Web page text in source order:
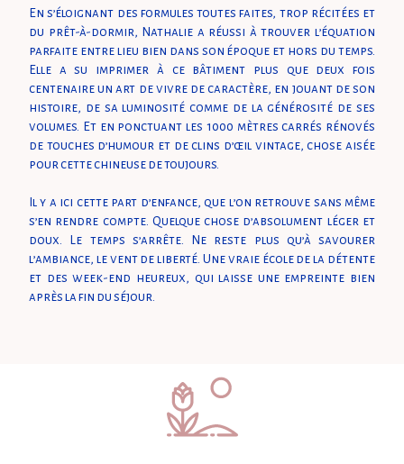
En s’éloignant des formules toutes faites, trop récitées et
du prêt-à-dormir, Nathalie a réussi à trouver l’équation
parfaite entre lieu bien dans son époque et hors du temps.
Elle a su imprimer à ce bâtiment plus que deux fois
centenaire un art de vivre de caractère, en jouant de son
histoire, de sa luminosité comme de la générosité de ses
volumes. Et en ponctuant les 1000 mètres carrés rénovés
de touches d’humour et de clins d’œil vintage, chose aisée
pour cette chineuse de toujours.
Il y a ici cette part d’enfance, que l’on retrouve sans même
s’en rendre compte. Quelque chose d’absolument léger et
doux. Le temps s’arrête. Ne reste plus qu’à savourer
l’ambiance, le vent de liberté. Une vraie école de la détente
et des week-end heureux, qui laisse une empreinte bien
après la fin du séjour.